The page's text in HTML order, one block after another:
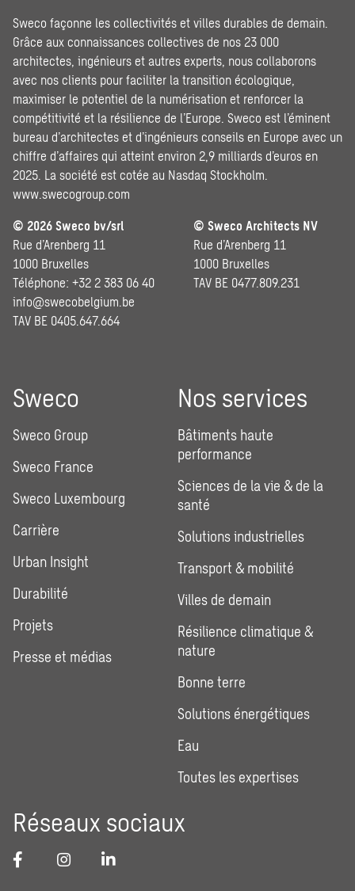
Sweco façonne les collectivités et villes durables de demain.
Grâce aux connaissances collectives de nos 23 000
architectes, ingénieurs et autres experts, nous collaborons
avec nos clients pour faciliter la transition écologique,
maximiser le potentiel de la numérisation et renforcer la
compétitivité et la résilience de l’Europe. Sweco est l’éminent
bureau d’architectes et d’ingénieurs conseils en Europe avec un
chiffre d’affaires qui atteint environ 2,9 milliards d’euros en
2025. La société est cotée au Nasdaq Stockholm.
www.swecogroup.com
© 2026 Sweco bv/srl
Rue d’Arenberg 11
1000 Bruxelles
Téléphone: +32 2 383 06 40
info@swecobelgium.be
TAV BE 0405.647.664
© Sweco Architects NV
Rue d’Arenberg 11
1000 Bruxelles
TAV BE 0477.809.231
Sweco
Sweco Group
Sweco France
Sweco Luxembourg
Carrière
Urban Insight
Durabilité
Projets
Presse et médias
Nos services
Bâtiments haute
performance
Sciences de la vie & de la
santé
Solutions industrielles
Transport & mobilité
Villes de demain
Résilience climatique &
nature
Bonne terre
Solutions énergétiques
Eau
Toutes les expertises
Réseaux sociaux